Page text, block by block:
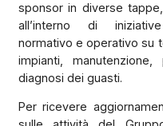
sponsor in diverse
all’interno di
normativo e operativo su
impianti,
diagnosi dei guasti.
Per ricevere